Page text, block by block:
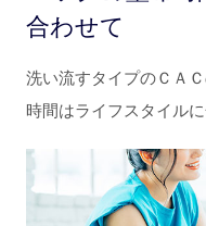
合わせて
洗い流すタイプのＣＡ
時間はライフスタイル